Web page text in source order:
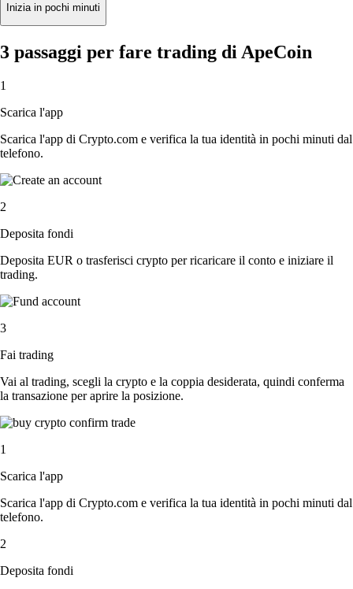
Inizia in pochi minuti
3 passaggi per fare trading di ApeCoin
1
Scarica l'app
Scarica l'app di Crypto.com e verifica la tua identità in pochi minuti dal
telefono.
2
Deposita fondi
Deposita EUR o trasferisci crypto per ricaricare il conto e iniziare il
trading.
3
Fai trading
Vai al trading, scegli la crypto e la coppia desiderata, quindi conferma
la transazione per aprire la posizione.
1
Scarica l'app
Scarica l'app di Crypto.com e verifica la tua identità in pochi minuti dal
telefono.
2
Deposita fondi